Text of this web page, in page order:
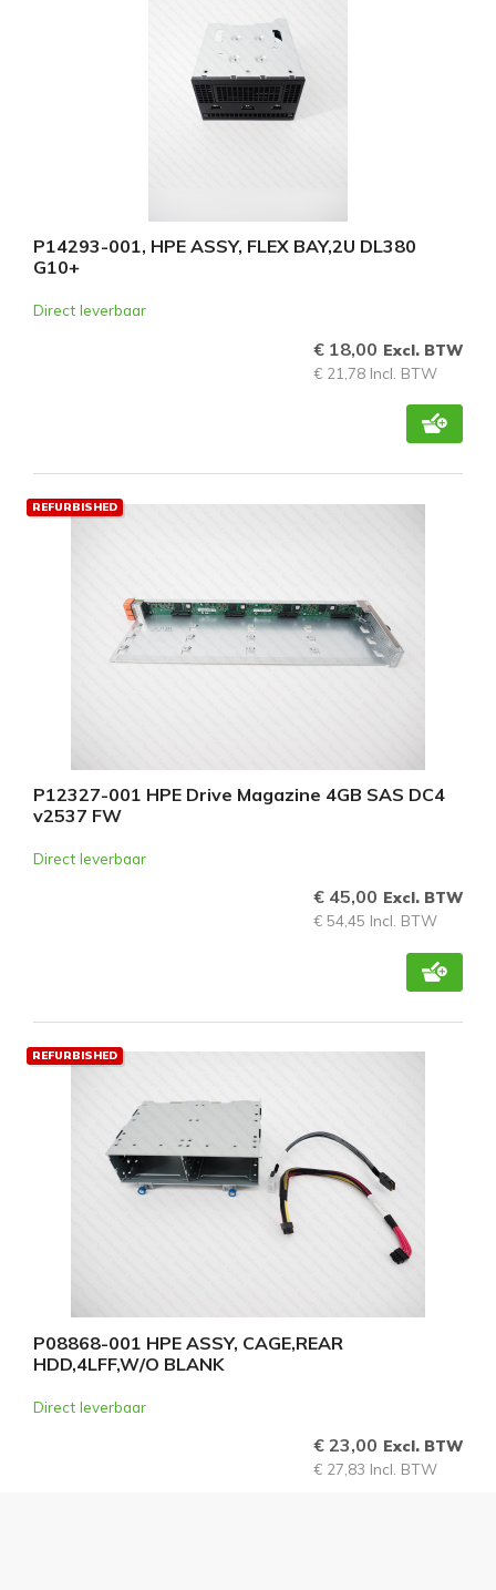
P14293-001, HPE ASSY, FLEX BAY,2U DL380
G10+
Direct leverbaar
€ 18,00 Excl. BTW
€ 21,78 Incl. BTW
REFURBISHED
P12327-001 HPE Drive Magazine 4GB SAS DC4
v2537 FW
Direct leverbaar
€ 45,00 Excl. BTW
€ 54,45 Incl. BTW
REFURBISHED
P08868-001 HPE ASSY, CAGE,REAR
HDD,4LFF,W/O BLANK
Direct leverbaar
€ 23,00 Excl. BTW
€ 27,83 Incl. BTW